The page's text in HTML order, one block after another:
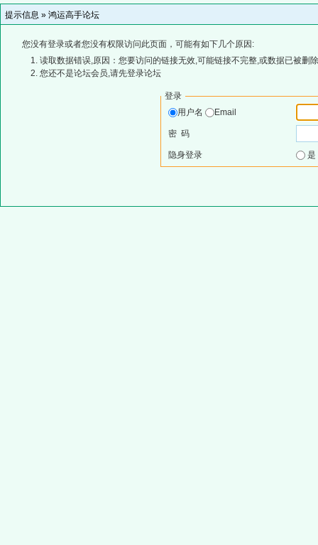
提示信息 » 鸿运高手论坛
您没有登录或者您没有权限访问此页面，可能有如下几个原因:
读取数据错误,原因：您要访问的链接无效,可能链接不完整,或数据已被删
您还不是论坛会员,请先登录论坛
登录
用户名
Email
密 码
隐身登录